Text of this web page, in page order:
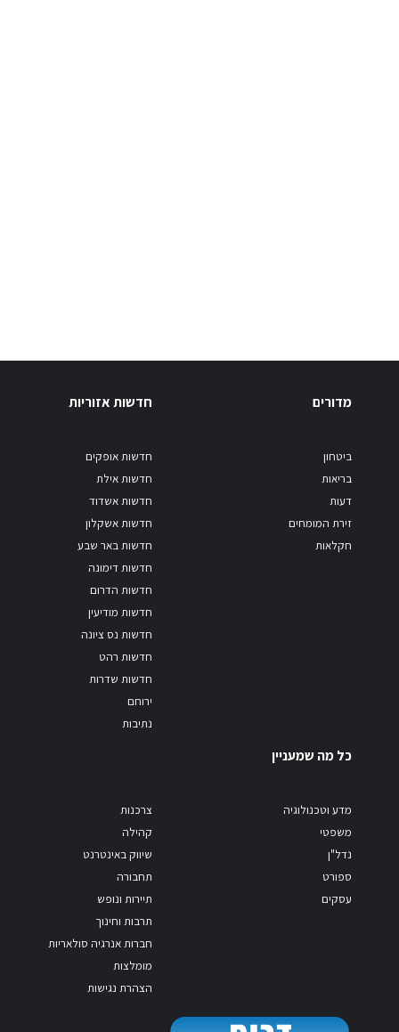
מדורים
ביטחון
בריאות
דעות
זירת המומחים
חקלאות
חדשות אזוריות
חדשות אופקים
חדשות אילת
חדשות אשדוד
חדשות אשקלון
חדשות באר שבע
חדשות דימונה
חדשות הדרום
חדשות מודיעין
חדשות נס ציונה
חדשות רהט
חדשות שדרות
ירוחם
נתיבות
כל מה שמעניין
מדע וטכנולוגיה
משפטי
נדל"ן
ספורט
עסקים
צרכנות
קהילה
שיווק באינטרנט
תחבורה
תיירות ונופש
תרבות וחינוך
חברות אנרגיה סולאריות
מומלצות
הצהרת נגישות